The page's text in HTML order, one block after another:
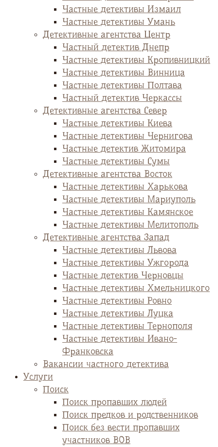
Частные детективы Измаил
Частные детективы Умань
Детективные агентства Центр
Частный детектив Днепр
Частные детективы Кропивницкий
Частные детективы Винница
Частные детективы Полтава
Частный детектив Черкассы
Детективные агентства Север
Частные детективы Киева
Частные детективы Чернигова
Частные детектив Житомира
Частные детективы Сумы
Детективные агентства Восток
Частные детективы Харькова
Частные детективы Мариуполь
Частные детективы Камянское
Частные детективы Мелитополь
Детективные агентства Запад
Частные детективы Львова
Частные детективы Ужгорода
Частные детектив Черновцы
Частные детективы Хмельницкого
Частные детективы Ровно
Частные детективы Луцка
Частные детективы Тернополя
Частные детективы Ивано-
Франковска
Вакансии частного детектива
Услуги
Поиск
Поиск пропавших людей
Поиск предков и родственников
Поиск без вести пропавших
участников ВОВ